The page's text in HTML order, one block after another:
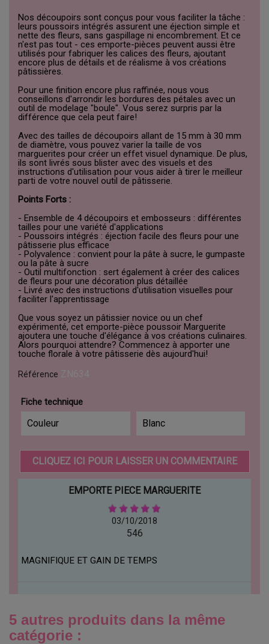
Nos découpoirs sont conçus pour vous faciliter la tâche :
leurs poussoirs intégrés assurent une éjection simple et
nette des fleurs, sans gaspillage ni encombrement. Et ce
n'est pas tout - ces emporte-pièces peuvent aussi être
utilisés pour fabriquer les calices des fleurs, ajoutant
encore plus de détails et de réalisme à vos créations
pâtissières.
Pour une finition encore plus raffinée, nous vous
conseillons d'arrondir les bordures des pétales avec un
outil de modelage "boule". Vous serez surpris par la
différence que cela peut faire!
Avec des tailles de découpoirs allant de 15 mm à 30 mm
de diamètre, vous pouvez varier la taille de vos
marguerites pour créer un effet visuel dynamique. De plus,
ils sont livrés sous blister avec des visuels et des
instructions d'utilisation pour vous aider à tirer le meilleur
parti de votre nouvel outil de pâtisserie.
Points Forts :
- Ensemble de 4 découpoirs et embosseurs : différentes
tailles pour une variété d'applications
- Poussoirs intégrés : éjection facile des fleurs pour une
pâtisserie plus efficace
- Polyvalence : convient pour la pâte à sucre, le gumpaste
ou la pâte à sucre
- Outil multifonction : sert également à créer des calices
de fleurs pour une décoration plus détaillée
- Livré avec des instructions d'utilisation visuelles pour
faciliter l'apprentissage
Que vous soyez un pâtissier novice ou un chef
expérimenté, cet emporte-pièce poussoir Marguerite
ajoutera une touche d'élégance à vos créations culinaires.
Alors pourquoi attendre? Commencez à apporter une
touche florale à votre pâtisserie dès aujourd'hui!
Référence
Fiche technique
Couleur Blanc
CLIQUEZ ICI POUR LAISSER UN COMMENTAIRE
EMPORTE PIECE MARGUERITE
03/10/2018
546
MAGNIFIQUE ET GAIN DE TEMPS
5 autres produits dans la même
catégorie :